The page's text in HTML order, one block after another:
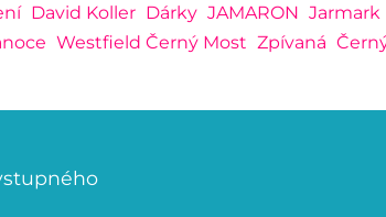
David Koller Dárky JAMARON Jarmark
Westfield Černý Most Zpívaná